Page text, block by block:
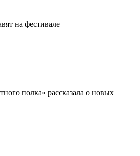
на фестивале
полка» рассказала о новых